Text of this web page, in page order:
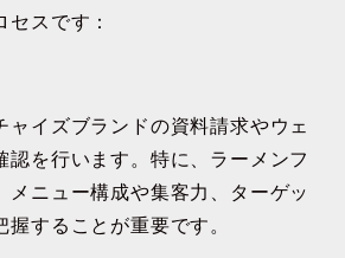
セスです：
ャイズブランドの資料請求やウェ
認を行います。特に、ラーメンフ
メニュー構成や集客力、ターゲッ
握することが重要です。